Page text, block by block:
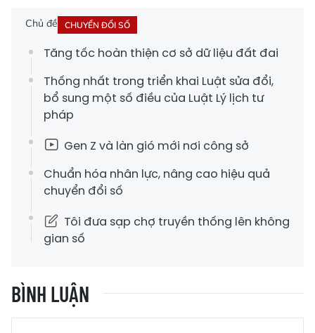
Chủ đề CHUYỂN ĐỔI SỐ
Tăng tốc hoàn thiện cơ sở dữ liệu đất đai
Thống nhất trong triển khai Luật sửa đổi,
bổ sung một số điều của Luật Lý lịch tư
pháp
Gen Z và làn gió mới nơi công sở
Chuẩn hóa nhân lực, nâng cao hiệu quả
chuyển đổi số
Tôi đưa sạp chợ truyền thống lên không
gian số
BÌNH LUẬN